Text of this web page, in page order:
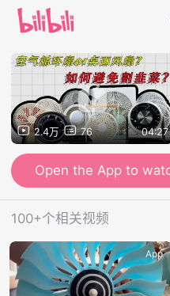
2.4万 76 04:27
Open the App to
100+个相关视频
App